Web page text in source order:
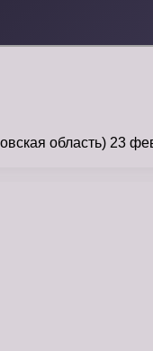
область) 23